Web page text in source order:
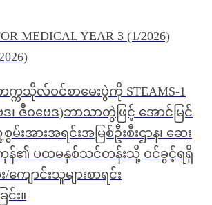
MEDICAL YEAR 3 (1/2026)
ကသိုလ်ဝင်စာမေးပွဲကို STEAMS-1
၊ ဇီဝဗေဒ)ဘာသာတွဲဖြင့် အောင်မြင်
စွမ်းအားအရင်းအမြစ်ဦးစီးဌာန၊ ဆေး
န်၏ ပထမနှစ်သင်တန်းသို့ ဝင်ခွင့်ရရှိ
ျောင်းသူများစာရင်း
း။